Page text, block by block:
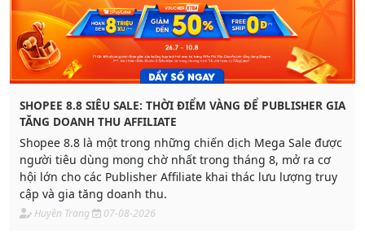
SHOPEE 8.8 SIÊU SALE: THỜI ĐIỂM VÀNG ĐỂ PUBLISHER GIA
TĂNG DOANH THU AFFILIATE
Shopee 8.8 là một trong những chiến dịch Mega Sale được
người tiêu dùng mong chờ nhất trong tháng 8, mở ra cơ
hội lớn cho các Publisher Affiliate khai thác lưu lượng truy
cập và gia tăng doanh thu.
Huyền Trang 07-08-2026